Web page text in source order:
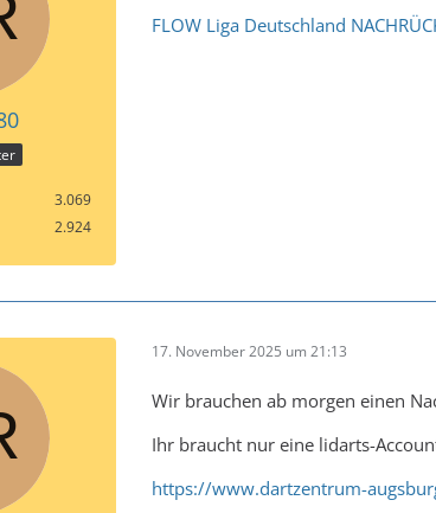
3.069
2.924
FLOW Liga Deutschland
17. November 2025 um 21:13
Wir brauchen ab morgen einen
Ihr braucht nur eine lidarts-
https://www.dartzentrum-